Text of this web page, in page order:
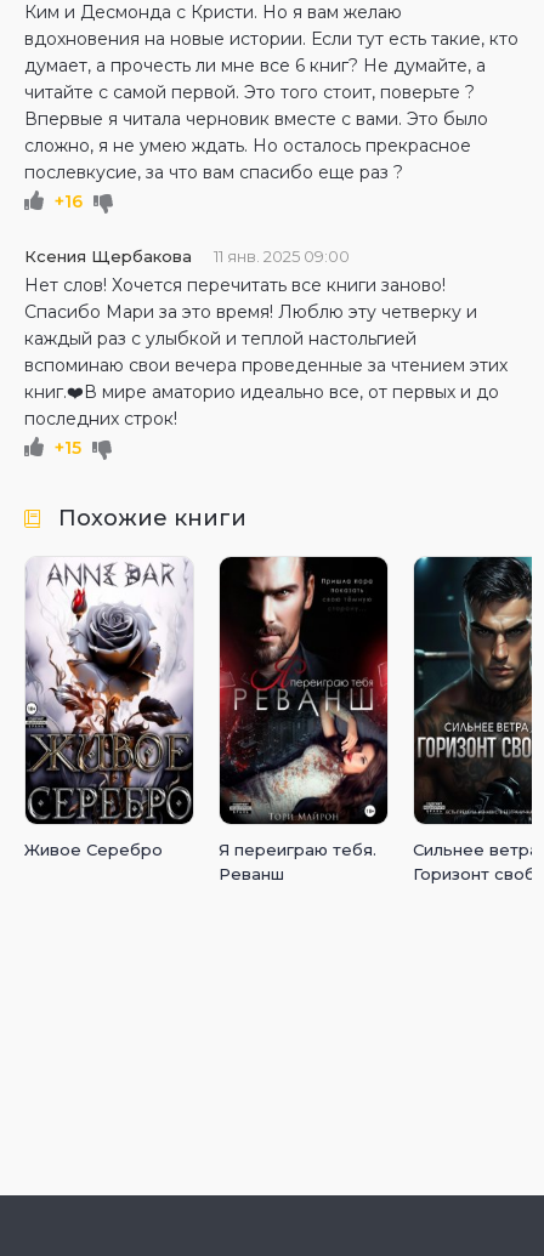
Ким и Десмонда с Кристи. Но я вам желаю
вдохновения на новые истории. Если тут есть такие, кто
думает, а прочесть ли мне все 6 книг? Не думайте, а
читайте с самой первой. Это того стоит, поверьте ?
Впервые я читала черновик вместе с вами. Это было
сложно, я не умею ждать. Но осталось прекрасное
послевкусие, за что вам спасибо еще раз ?
+16
Ксения Щербакова 11 янв. 2025 09:00
Нет слов! Хочется перечитать все книги заново!
Спасибо Мари за это время! Люблю эту четверку и
каждый раз с улыбкой и теплой настольгией
вспоминаю свои вечера проведенные за чтением этих
книг.❤️В мире аматорио идеально все, от первых и до
последних строк!
+15
Похожие книги
Живое Серебро
Я переиграю тебя.
Реванш
Сильнее ветра
Горизонт